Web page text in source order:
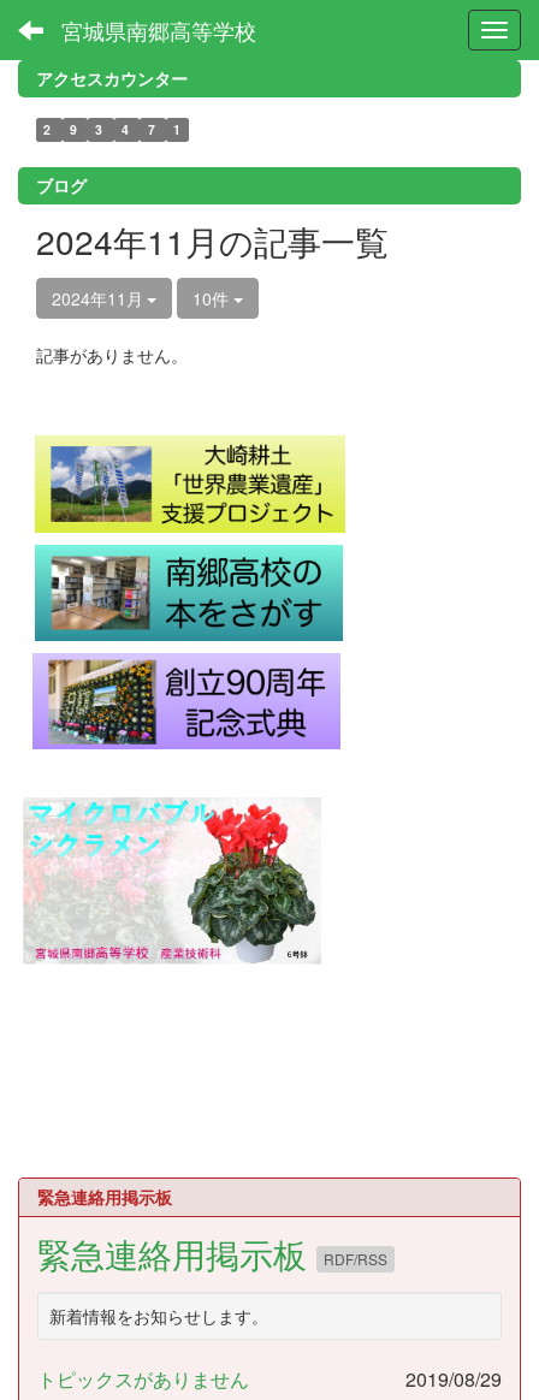
宮城県南郷高等学校
アクセスカウンター
2 9 3 4 7 1
ブログ
2024年11月の記事一覧
2024年11月 10件
記事がありません。
緊急連絡用掲示板
緊急連絡用掲示板 RDF/RSS
新着情報をお知らせします。
トピックスがありません 2019/08/29